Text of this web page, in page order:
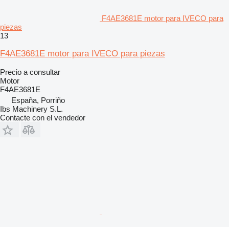
F4AE3681E motor para IVECO para
piezas
13
F4AE3681E motor para IVECO para piezas
Precio a consultar
Motor
F4AE3681E
España, Porriño
Ibs Machinery S.L.
Contacte con el vendedor